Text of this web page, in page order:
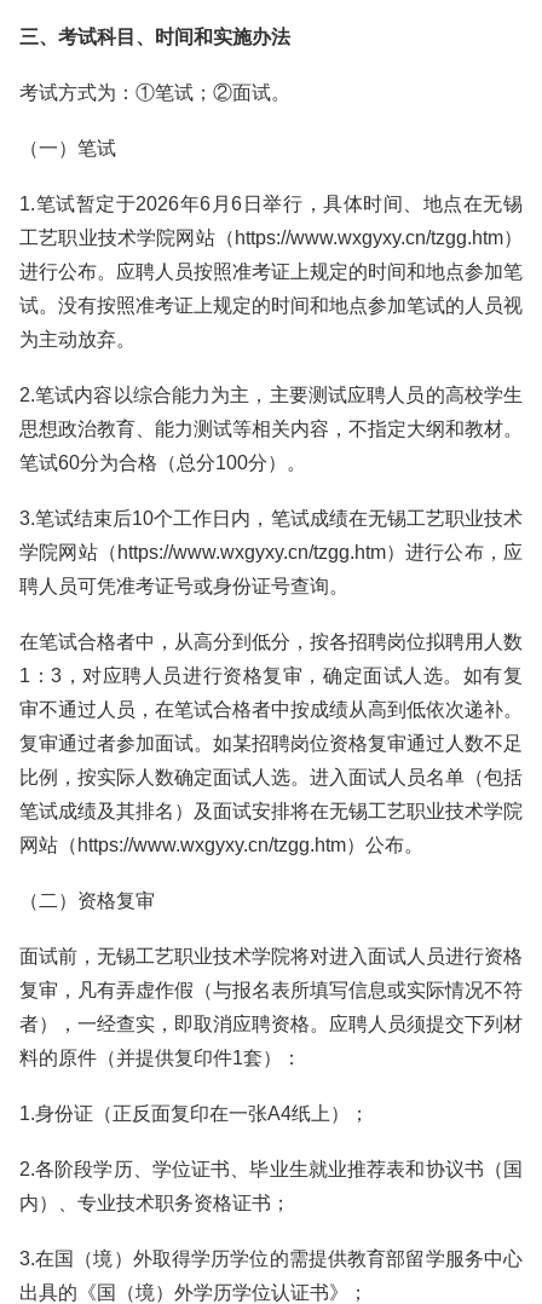
三、考试科目、时间和实施办法
考试方式为：①笔试；②面试。
（一）笔试
1.笔试暂定于2026年6月6日举行，具体时间、地点在无锡
工艺职业技术学院网站（https://www.wxgyxy.cn/tzgg.htm）
进行公布。应聘人员按照准考证上规定的时间和地点参加笔
试。没有按照准考证上规定的时间和地点参加笔试的人员视
为主动放弃。
2.笔试内容以综合能力为主，主要测试应聘人员的高校学生
思想政治教育、能力测试等相关内容，不指定大纲和教材。
笔试60分为合格（总分100分）。
3.笔试结束后10个工作日内，笔试成绩在无锡工艺职业技术
学院网站（https://www.wxgyxy.cn/tzgg.htm）进行公布，应
聘人员可凭准考证号或身份证号查询。
在笔试合格者中，从高分到低分，按各招聘岗位拟聘用人数
1：3，对应聘人员进行资格复审，确定面试人选。如有复
审不通过人员，在笔试合格者中按成绩从高到低依次递补。
复审通过者参加面试。如某招聘岗位资格复审通过人数不足
比例，按实际人数确定面试人选。进入面试人员名单（包括
笔试成绩及其排名）及面试安排将在无锡工艺职业技术学院
网站（https://www.wxgyxy.cn/tzgg.htm）公布。
（二）资格复审
面试前，无锡工艺职业技术学院将对进入面试人员进行资格
复审，凡有弄虚作假（与报名表所填写信息或实际情况不符
者），一经查实，即取消应聘资格。应聘人员须提交下列材
料的原件（并提供复印件1套）：
1.身份证（正反面复印在一张A4纸上）；
2.各阶段学历、学位证书、毕业生就业推荐表和协议书（国
内）、专业技术职务资格证书；
3.在国（境）外取得学历学位的需提供教育部留学服务中心
出具的《国（境）外学历学位认证书》；